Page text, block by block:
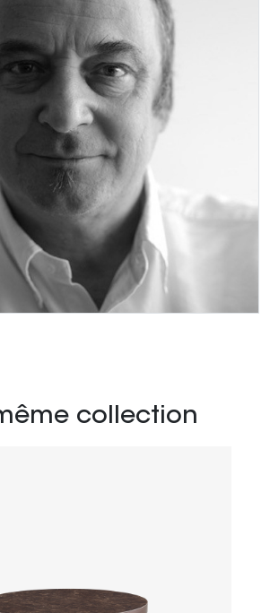
collection